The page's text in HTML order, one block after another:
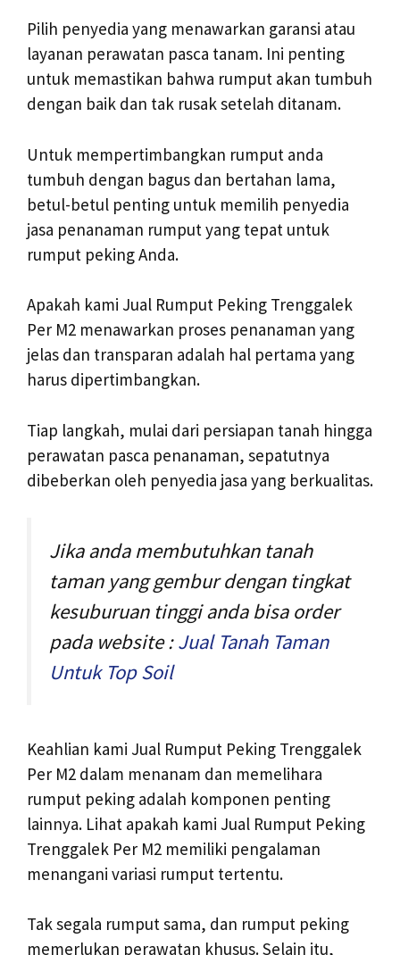
Pilih penyedia yang menawarkan garansi atau
layanan perawatan pasca tanam. Ini penting
untuk memastikan bahwa rumput akan tumbuh
dengan baik dan tak rusak setelah ditanam.
Untuk mempertimbangkan rumput anda
tumbuh dengan bagus dan bertahan lama,
betul-betul penting untuk memilih penyedia
jasa penanaman rumput yang tepat untuk
rumput peking Anda.
Apakah kami Jual Rumput Peking Trenggalek
Per M2 menawarkan proses penanaman yang
jelas dan transparan adalah hal pertama yang
harus dipertimbangkan.
Tiap langkah, mulai dari persiapan tanah hingga
perawatan pasca penanaman, sepatutnya
dibeberkan oleh penyedia jasa yang berkualitas.
Jika anda membutuhkan tanah
taman yang gembur dengan tingkat
kesuburuan tinggi anda bisa order
pada website :Jual Tanah Taman
Untuk Top Soil
Keahlian kami Jual Rumput Peking Trenggalek
Per M2 dalam menanam dan memelihara
rumput peking adalah komponen penting
lainnya. Lihat apakah kami Jual Rumput Peking
Trenggalek Per M2 memiliki pengalaman
menangani variasi rumput tertentu.
Tak segala rumput sama, dan rumput peking
memerlukan perawatan khusus. Selain itu,